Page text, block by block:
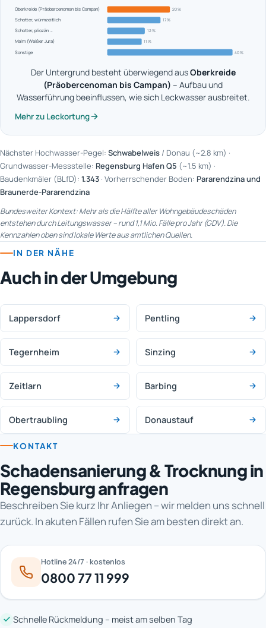
Oberkreide (Präobercenoman bis Campan) 20 %
Schotter, würmzeitlich 17 %
Schotter, pliozän … 12 %
Malm (Weißer Jura) 11 %
Sonstige 40 %
Der Untergrund besteht überwiegend ausOberkreide
(Präobercenoman bis Campan) – Aufbau und
Wasserführung beeinflussen, wie sich Leckwasser ausbreitet.
Mehr zu Leckortung
Nächster Hochwasser-Pegel: Schwabelweis / Donau (~2.8 km) ·
Grundwasser-Messstelle: Regensburg Hafen Q5 (~1.5 km) ·
Baudenkmäler (BLfD): 1.343 · Vorherrschender Boden: Pararendzina und
Braunerde-Pararendzina
Bundesweiter Kontext: Mehr als die Hälfte aller Wohngebäudeschäden
entstehen durch Leitungswasser – rund 1,1 Mio. Fälle pro Jahr (GDV). Die
Kennzahlen oben sind lokale Werte aus amtlichen Quellen.
IN DER NÄHE
Auch in der Umgebung
Lappersdorf Pentling
Tegernheim Sinzing
Zeitlarn Barbing
Obertraubling Donaustauf
KONTAKT
Schadensanierung & Trocknung in
Regensburg anfragen
Beschreiben Sie kurz Ihr Anliegen – wir melden uns schnell
zurück. In akuten Fällen rufen Sie am besten direkt an.
Hotline 24/7 · kostenlos
0800 77 11 999
Schnelle Rückmeldung – meist am selben Tag